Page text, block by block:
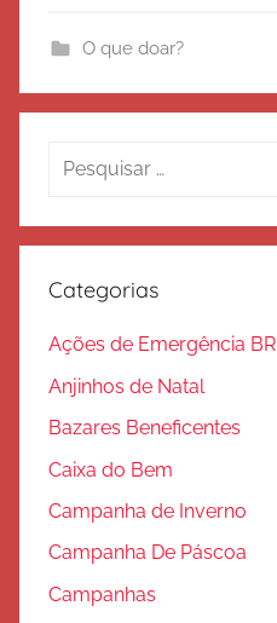
O que doar?
Pesquisar
Categorias
Ações de Emergência BR
Anjinhos de Natal
Bazares Beneficentes
Caixa do Bem
Campanha de Inverno
Campanha De Páscoa
Campanhas